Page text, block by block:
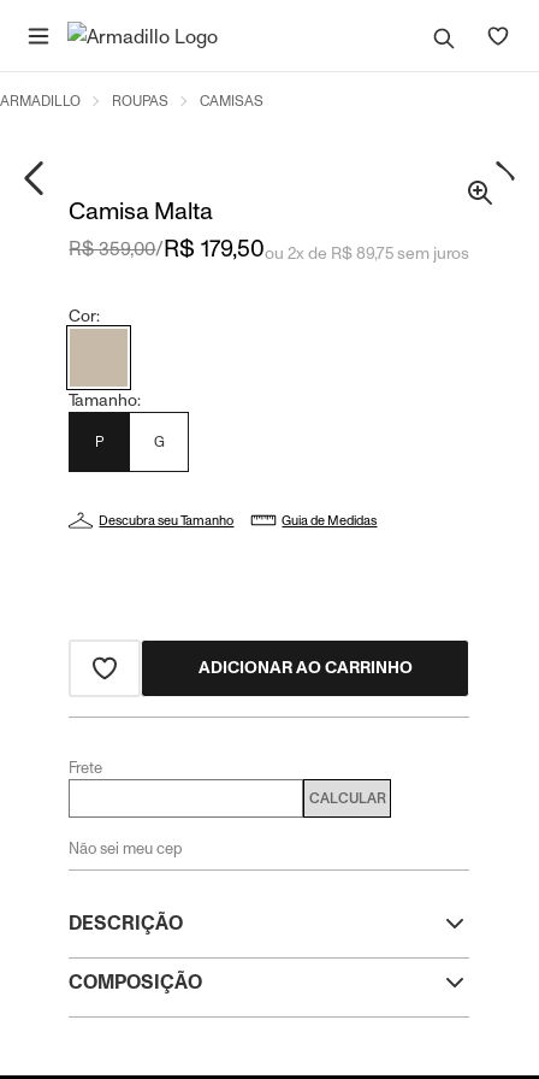
ARMADILLO ROUPAS CAMISAS
Camisa Malta
DESCRIÇÃO
COMPOSIÇÃO
R$ 359,00/R$ 179,50ou 2x de R$ 89,75 sem juros
Cor:
Tamanho:
P G
Descubra seu Tamanho Guia de Medidas
ADICIONAR AO CARRINHO
Frete
CALCULAR
Não sei meu cep